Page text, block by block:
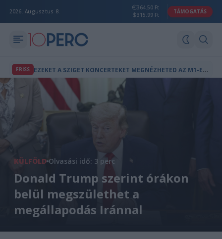
2026. Augusztus 8.
364.50 Ft
315.99 Ft
TÁMOGATÁS
FRISS E
ZEKET A SZIGET KONCERTEKET MEGNÉZHETED AZ M1-EN IS
KÜLFÖLD Olvasási idő: 3 perc
Donald Trump szerint órákon
belül megszülethet a
megállapodás Iránnal